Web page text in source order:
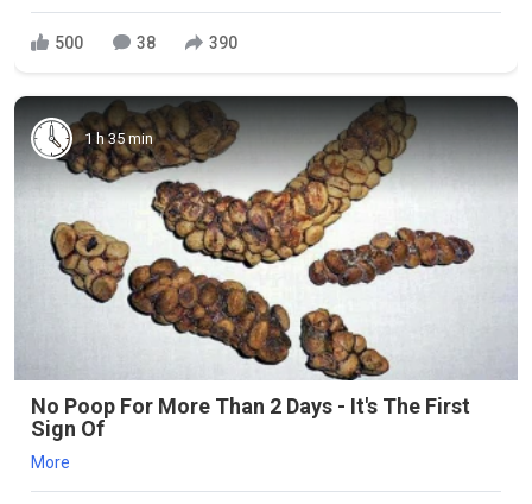
500 38 390
1 h 35 min
No Poop For More Than 2 Days - It's The First
Sign Of
More